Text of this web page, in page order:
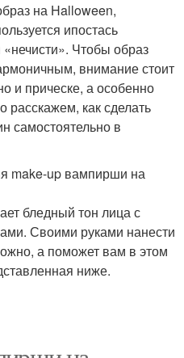
на Halloween,
ипостась
Чтобы образ
внимание стоит
и прическе, а особенно
как сделать
самостоятельно в
make-up вампирши на
бледный тон лица с
Своими руками нанести
а поможет вам в этом
ниже.